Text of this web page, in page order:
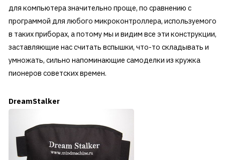
для компьютера значительно проще, по сравнению с
программой для любого микроконтроллера, используемого
в таких приборах, а потому мы и видим все эти конструкции,
заставляющие нас считать вспышки, что-то складывать и
умножать, сильно напоминающие самоделки из кружка
пионеров советских времен.
DreamStalker